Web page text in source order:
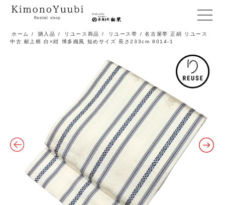
メ
ニ
ー
開
閉
ホーム / 購入品 / リユース商品 / リユース帯
/ 名古屋帯 正絹 リユース
中古 献上柄 白×紺 博多織風 短めサイズ 長さ233cm 8014-1